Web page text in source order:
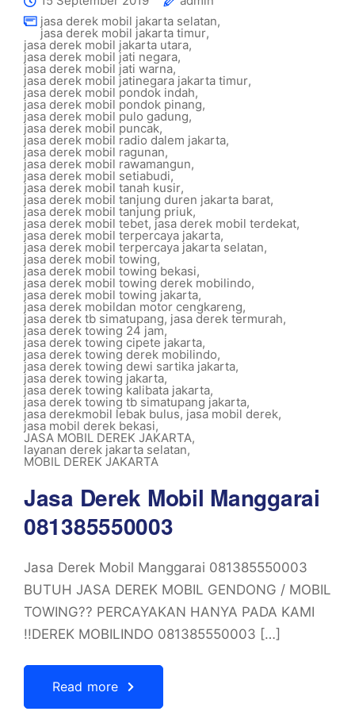
jasa derek mobil jakarta selatan,
jasa derek mobil jakarta timur,
jasa derek mobil jakarta utara,
jasa derek mobil jati negara,
jasa derek mobil jati warna,
jasa derek mobil jatinegara jakarta timur,
jasa derek mobil pondok indah,
jasa derek mobil pondok pinang,
jasa derek mobil pulo gadung,
jasa derek mobil puncak,
jasa derek mobil radio dalem jakarta,
jasa derek mobil ragunan,
jasa derek mobil rawamangun,
jasa derek mobil setiabudi,
jasa derek mobil tanah kusir,
jasa derek mobil tanjung duren jakarta barat,
jasa derek mobil tanjung priuk,
jasa derek mobil tebet, jasa derek mobil terdekat,
jasa derek mobil terpercaya jakarta,
jasa derek mobil terpercaya jakarta selatan,
jasa derek mobil towing,
jasa derek mobil towing bekasi,
jasa derek mobil towing derek mobilindo,
jasa derek mobil towing jakarta,
jasa derek mobildan motor cengkareng,
jasa derek tb simatupang, jasa derek termurah,
jasa derek towing 24 jam,
jasa derek towing cipete jakarta,
jasa derek towing derek mobilindo,
jasa derek towing dewi sartika jakarta,
jasa derek towing jakarta,
jasa derek towing kalibata jakarta,
jasa derek towing tb simatupang jakarta,
jasa derekmobil lebak bulus, jasa mobil derek,
jasa mobil derek bekasi,
JASA MOBIL DEREK JAKARTA,
layanan derek jakarta selatan,
MOBIL DEREK JAKARTA
Jasa Derek Mobil Manggarai
081385550003
Jasa Derek Mobil Manggarai 081385550003
BUTUH JASA DEREK MOBIL GENDONG / MOBIL
TOWING?? PERCAYAKAN HANYA PADA KAMI
!!DEREK MOBILINDO 081385550003 […]
Read more